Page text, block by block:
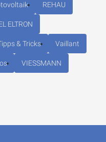
REHAU
ELTRON
& Tricks Vaillant
VIESSMANN